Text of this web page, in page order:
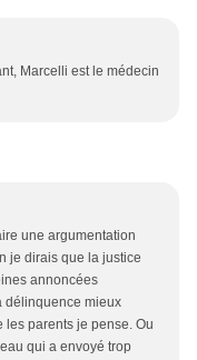
Marcelli est le médecin
une argumentation
je dirais que la justice
annoncées
délinquence mieux
parents je pense. Ou
qui a envoyé trop